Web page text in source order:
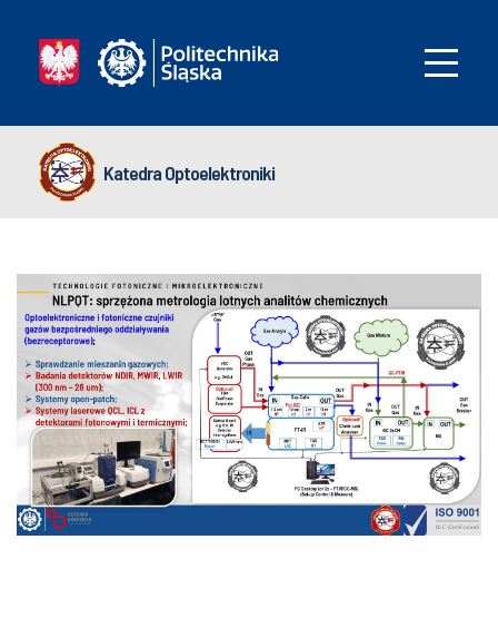
Katedra Optoelektroniki